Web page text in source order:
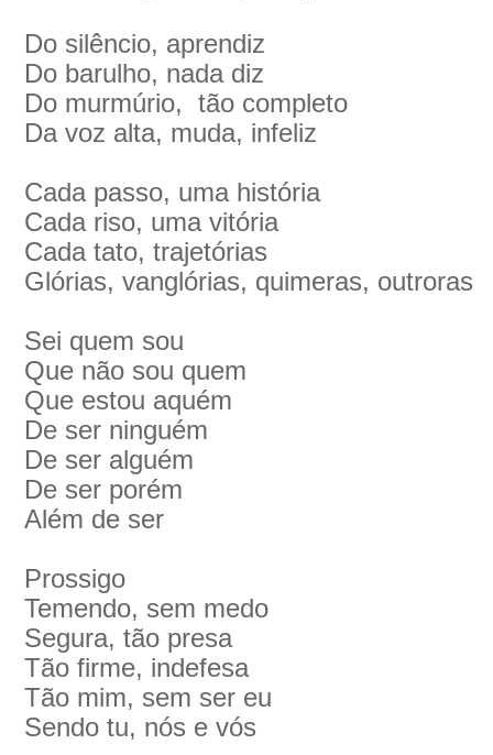
Do silêncio, aprendiz
Do barulho, nada diz
Do murmúrio, tão completo
Da voz alta, muda, infeliz
Cada passo, uma história
Cada riso, uma vitória
Cada tato, trajetórias
Glórias, vanglórias, quimeras, outroras
Sei quem sou
Que não sou quem
Que estou aquém
De ser ninguém
De ser alguém
De ser porém
Além de ser
Prossigo
Temendo, sem medo
Segura, tão presa
Tão firme, indefesa
Tão mim, sem ser eu
Sendo tu, nós e vós